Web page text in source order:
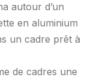
autour d’un
en aluminium
un cadre prêt à
de cadres une